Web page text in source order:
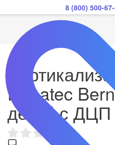
8 (800) 500-
Rehatec
детей с ДЦП